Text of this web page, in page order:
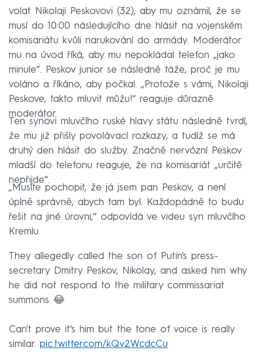
volat Nikolaji Peskovovi (32), aby mu oznámil, že se
musí do 10:00 následujícího dne hlásit na vojenském
komisariátu kvůli narukování do armády. Moderátor
mu na úvod říká, aby mu nepokládal telefon „jako
minule“. Peskov junior se následně táže, proč je mu
voláno a říkáno, aby počkal. „Protože s vámi, Nikolaji
Peskove, takto mluvit můžu!“ reaguje důrazně
moderátor.
Ten synovi mluvčího ruské hlavy státu následně tvrdí,
že mu již přišly povolávací rozkazy, a tudíž se má
druhý den hlásit do služby. Značně nervózní Peskov
mladší do telefonu reaguje, že na komisariát „určitě
nepřijde“.
„Musíte pochopit, že já jsem pan Peskov, a není
úplně správně, abych tam byl. Každopádně to budu
řešit na jiné úrovni,“ odpovídá ve videu syn mluvčího
Kremlu.
They allegedly called the son of Putin's press-
secretary Dmitry Peskov, Nikolay, and asked him why
he did not respond to the military commissariat
summons 😂
Can't prove it's him but the tone of voice is really
similar. pic.twitter.com/kQv2WcdcCu